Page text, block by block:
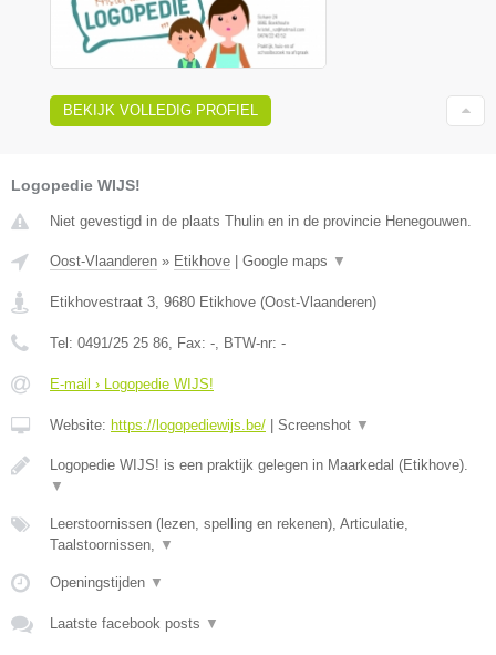
BEKIJK VOLLEDIG PROFIEL
Logopedie WIJS!
Niet gevestigd in de plaats Thulin en in de provincie Henegouwen.
Oost-Vlaanderen » Etikhove Google maps ▼
Etikhovestraat 3, 9680 Etikhove (Oost-Vlaanderen)
Tel: 0491/25 25 86, Fax: -, BTW-nr: -
E-mail › Logopedie WIJS!
Website: https://logopediewijs.be/ Screenshot ▼
Logopedie WIJS! is een praktijk gelegen in Maarkedal (Etikhove).
▼
Leerstoornissen (lezen, spelling en rekenen), Articulatie,
Taalstoornissen, ▼
Openingstijden ▼
Laatste facebook posts ▼